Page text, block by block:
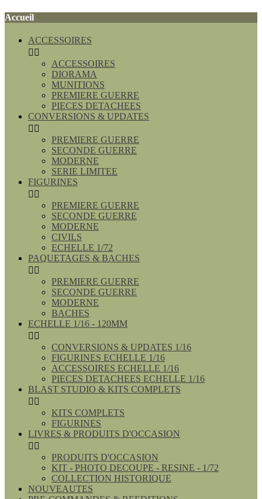
Accueil
ACCESSOIRES
 
ACCESSOIRES
DIORAMA
MUNITIONS
PREMIERE GUERRE
PIECES DETACHEES
CONVERSIONS & UPDATES
 
PREMIERE GUERRE
SECONDE GUERRE
MODERNE
SERIE LIMITEE
FIGURINES
 
PREMIERE GUERRE
SECONDE GUERRE
MODERNE
CIVILS
ECHELLE 1/72
PAQUETAGES & BACHES
 
PREMIERE GUERRE
SECONDE GUERRE
MODERNE
BACHES
ECHELLE 1/16 - 120MM
 
CONVERSIONS & UPDATES 1/16
FIGURINES ECHELLE 1/16
ACCESSOIRES ECHELLE 1/16
PIECES DETACHEES ECHELLE 1/16
BLAST STUDIO & KITS COMPLETS
 
KITS COMPLETS
FIGURINES
LIVRES & PRODUITS D'OCCASION
 
PRODUITS D'OCCASION
KIT - PHOTO DECOUPE - RESINE - 1/72
COLLECTION HISTORIQUE
NOUVEAUTES